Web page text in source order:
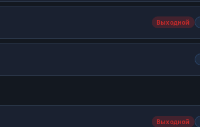
Выходной
Выходной